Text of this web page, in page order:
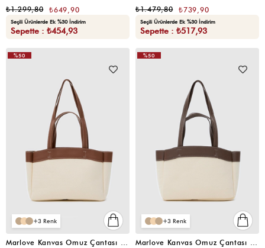
₺649,90
₺1.299,80
Seçili Ürünlerde Ek %30 İndirim
Sepette : ₺454,93
₺739,90
₺1.479,80
Seçili Ürünlerde Ek %30 İndirim
Sepette : ₺517,93
3
%50
3
%50